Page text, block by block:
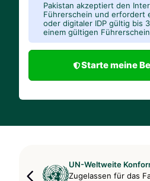
Pakistan akzeptiert den
Führerschein und erfordert
oder digitaler IDP gültig bis
einem gültigen
Starte meine
UN-Weltweite
Zugelassen für das